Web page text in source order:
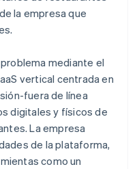
la empresa que
mediante el
vertical centrada en
fuera de línea
digitales y físicos de
La empresa
de la plataforma,
como un